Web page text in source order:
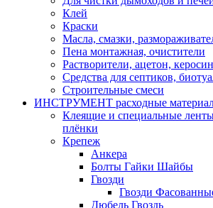
Клей
Краски
Масла, смазки,
Пена монтажная, очистители
Растворители, ацетон,
Средства для септиков,
Строительные смеси
ИНСТРУМЕНТ расходные
Клеящие и специальные
плёнки
Крепеж
Анкера
Болты Гайки Шайбы
Гвозди
Гвозди
Дюбель Гвоздь